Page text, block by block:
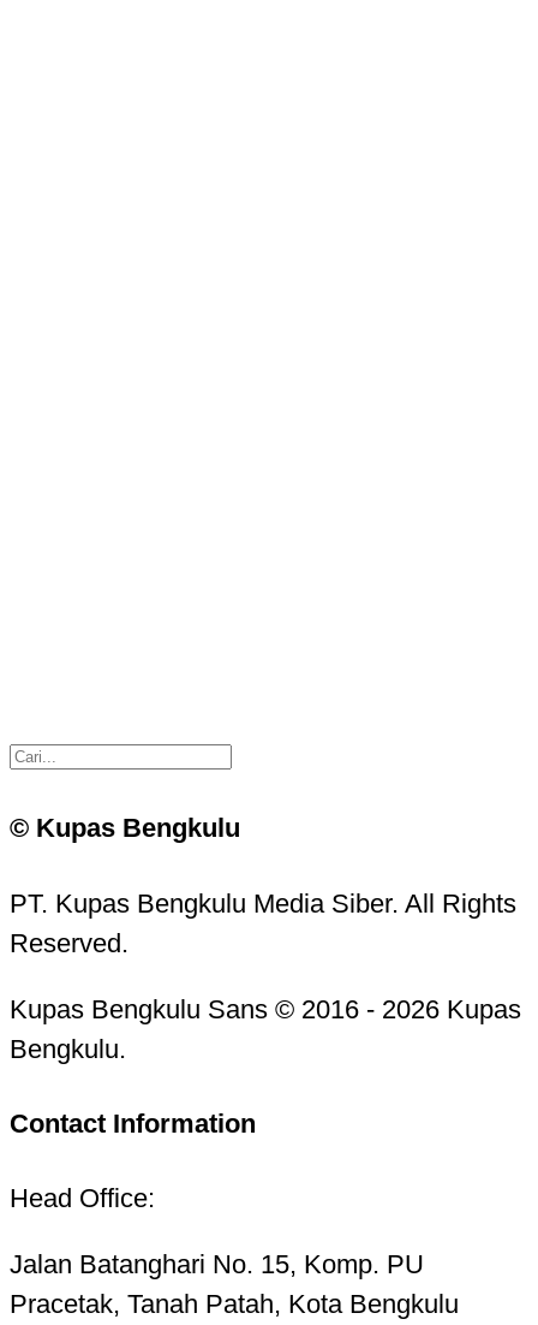
© Kupas Bengkulu
PT. Kupas Bengkulu Media Siber. All Rights
Reserved.
Kupas Bengkulu Sans © 2016 - 2026 Kupas
Bengkulu.
Contact Information
Head Office:
Jalan Batanghari No. 15, Komp. PU
Pracetak, Tanah Patah, Kota Bengkulu